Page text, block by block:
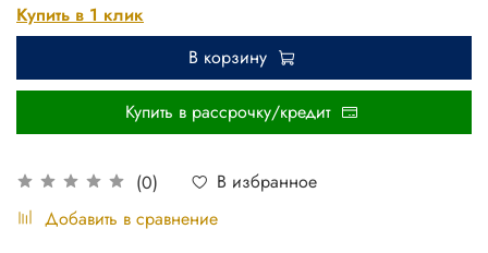
(0)
В избранное
Добавить в сравнение
Купить в 1 клик
В корзину
Купить в рассрочку/кредит